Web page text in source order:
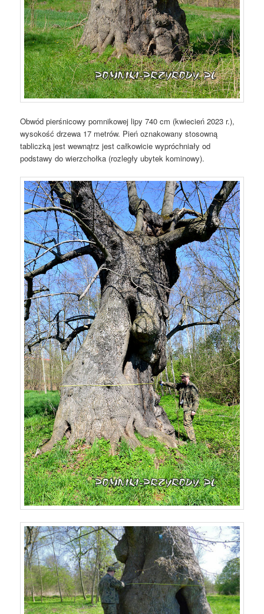
Obwód pierśnicowy pomnikowej lipy 740 cm (kwiecień 2023 r.),
wysokość drzewa 17 metrów. Pień oznakowany stosowną
tabliczką jest wewnątrz jest całkowicie wypróchniały od
podstawy do wierzchołka (rozległy ubytek kominowy).